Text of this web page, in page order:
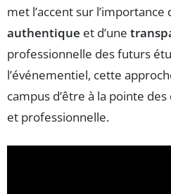
met l’accent sur l’importance
authentique et d’une
professionnelle des futurs
l’événementiel, cette
campus d’être à la pointe
et professionnelle.